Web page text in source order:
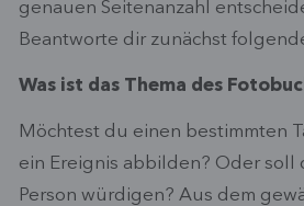
genauen Seitenanzahl
Beantworte dir zunächst
Was ist das Thema des
Möchtest du einen bestimmten
ein Ereignis abbilden? Oder soll
Person würdigen? Aus dem